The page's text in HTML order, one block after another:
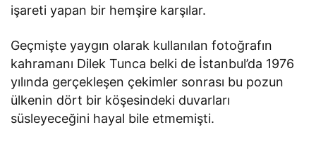
işareti yapan bir hemşire karşılar.
Geçmişte yaygın olarak kullanılan fotoğrafın
kahramanı Dilek Tunca belki de İstanbul’da 1976
yılında gerçekleşen çekimler sonrası bu pozun
ülkenin dört bir köşesindeki duvarları
süsleyeceğini hayal bile etmemişti.